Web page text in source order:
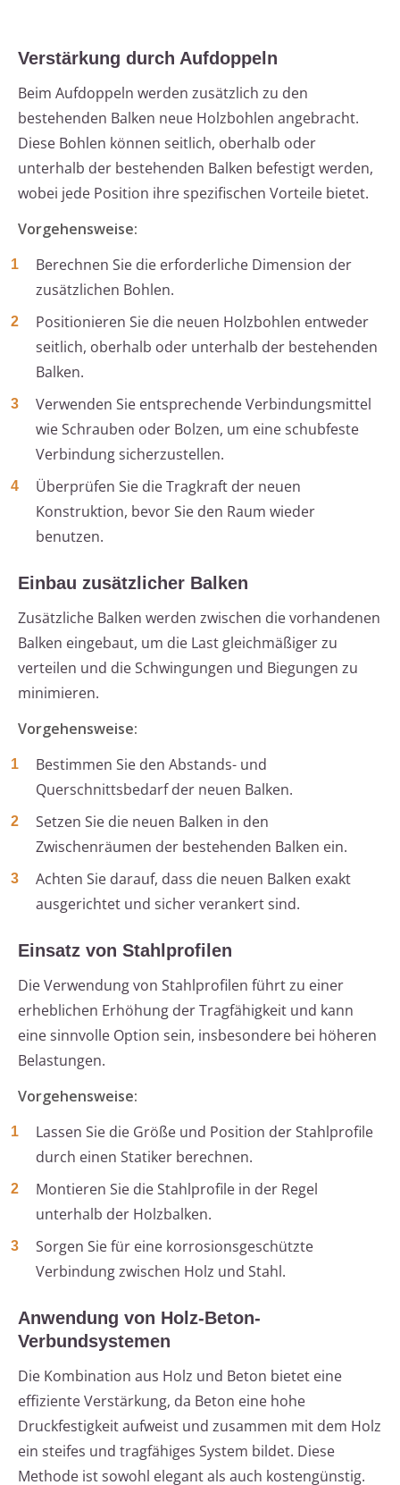
Verstärkung durch Aufdoppeln
Beim Aufdoppeln werden zusätzlich zu den
bestehenden Balken neue Holzbohlen angebracht.
Diese Bohlen können seitlich, oberhalb oder
unterhalb der bestehenden Balken befestigt werden,
wobei jede Position ihre spezifischen Vorteile bietet.
Vorgehensweise:
Berechnen Sie die erforderliche Dimension der
zusätzlichen Bohlen.
Positionieren Sie die neuen Holzbohlen entweder
seitlich, oberhalb oder unterhalb der bestehenden
Balken.
Verwenden Sie entsprechende Verbindungsmittel
wie Schrauben oder Bolzen, um eine schubfeste
Verbindung sicherzustellen.
Überprüfen Sie die Tragkraft der neuen
Konstruktion, bevor Sie den Raum wieder
benutzen.
Einbau zusätzlicher Balken
Zusätzliche Balken werden zwischen die vorhandenen
Balken eingebaut, um die Last gleichmäßiger zu
verteilen und die Schwingungen und Biegungen zu
minimieren.
Vorgehensweise:
Bestimmen Sie den Abstands- und
Querschnittsbedarf der neuen Balken.
Setzen Sie die neuen Balken in den
Zwischenräumen der bestehenden Balken ein.
Achten Sie darauf, dass die neuen Balken exakt
ausgerichtet und sicher verankert sind.
Einsatz von Stahlprofilen
Die Verwendung von Stahlprofilen führt zu einer
erheblichen Erhöhung der Tragfähigkeit und kann
eine sinnvolle Option sein, insbesondere bei höheren
Belastungen.
Vorgehensweise:
Lassen Sie die Größe und Position der Stahlprofile
durch einen Statiker berechnen.
Montieren Sie die Stahlprofile in der Regel
unterhalb der Holzbalken.
Sorgen Sie für eine korrosionsgeschützte
Verbindung zwischen Holz und Stahl.
Anwendung von Holz-Beton-
Verbundsystemen
Die Kombination aus Holz und Beton bietet eine
effiziente Verstärkung, da Beton eine hohe
Druckfestigkeit aufweist und zusammen mit dem Holz
ein steifes und tragfähiges System bildet. Diese
Methode ist sowohl elegant als auch kostengünstig.